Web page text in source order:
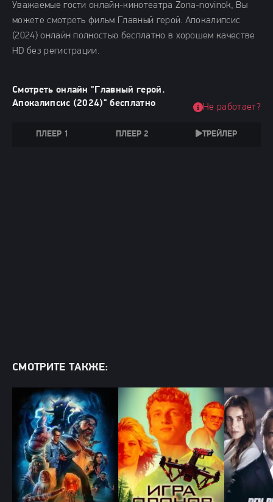
Уважаемые гости онлайн-кинотеатра Zona-novinok, Вы
можете смотреть фильм Главный герой. Апокалипсис
(2024) онлайн полностью бесплатно в хорошем качестве
HD без регистрации.
Смотреть онлайн "Главный герой.
Апокалипсис (2024)" бесплатно
ПЛЕЕР 1 ПЛЕЕР 2 ТРЕЙЛЕР
Не работает?
СМОТРИТЕ ТАКЖЕ: